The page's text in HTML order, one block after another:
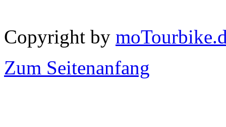
Copyright by
Zum Seitenanfang